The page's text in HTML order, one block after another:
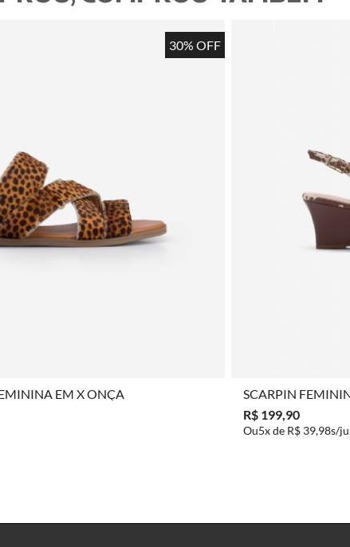
30% OFF
SANDALIA RASTEIRA FEMININA EM X ONÇA
SCARPIN
R$ 199,90
5x de R$ 39,98